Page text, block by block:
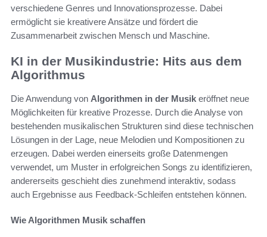
verschiedene Genres und Innovationsprozesse. Dabei
ermöglicht sie kreativere Ansätze und fördert die
Zusammenarbeit zwischen Mensch und Maschine.
KI in der Musikindustrie: Hits aus dem
Algorithmus
Die Anwendung von Algorithmen in der Musik eröffnet neue
Möglichkeiten für kreative Prozesse. Durch die Analyse von
bestehenden musikalischen Strukturen sind diese technischen
Lösungen in der Lage, neue Melodien und Kompositionen zu
erzeugen. Dabei werden einerseits große Datenmengen
verwendet, um Muster in erfolgreichen Songs zu identifizieren,
andererseits geschieht dies zunehmend interaktiv, sodass
auch Ergebnisse aus Feedback-Schleifen entstehen können.
Wie Algorithmen Musik schaffen